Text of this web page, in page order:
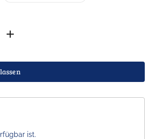
ist.